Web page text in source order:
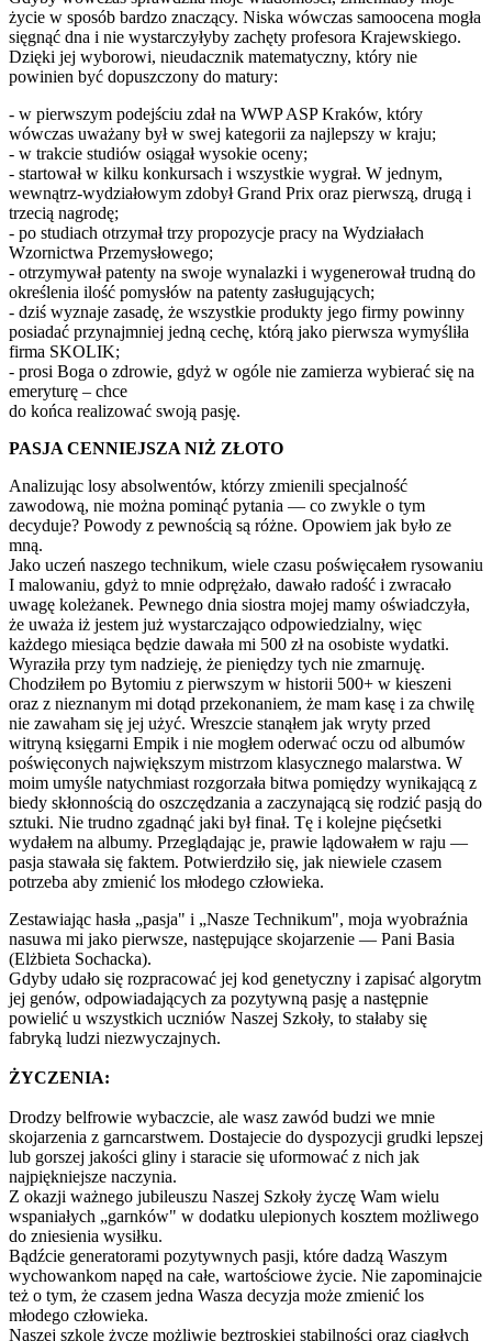
życie w sposób bardzo znaczący. Niska wówczas samoocena mogła
sięgnąć dna i nie wystarczyłyby zachęty profesora Krajewskiego.
Dzięki jej wyborowi, nieudacznik matematyczny, który nie
powinien być dopuszczony do matury:
- w pierwszym podejściu zdał na WWP ASP Kraków, który
wówczas uważany był w swej kategorii za najlepszy w kraju;
- w trakcie studiów osiągał wysokie oceny;
- startował w kilku konkursach i wszystkie wygrał. W jednym,
wewnątrz-wydziałowym zdobył Grand Prix oraz pierwszą, drugą i
trzecią nagrodę;
- po studiach otrzymał trzy propozycje pracy na Wydziałach
Wzornictwa Przemysłowego;
- otrzymywał patenty na swoje wynalazki i wygenerował trudną do
określenia ilość pomysłów na patenty zasługujących;
- dziś wyznaje zasadę, że wszystkie produkty jego firmy powinny
posiadać przynajmniej jedną cechę, którą jako pierwsza wymyśliła
firma SKOLIK;
- prosi Boga o zdrowie, gdyż w ogóle nie zamierza wybierać się na
emeryturę – chce
do końca realizować swoją pasję.
PASJA CENNIEJSZA NIŻ ZŁOTO
Analizując losy absolwentów, którzy zmienili specjalność
zawodową, nie można pominąć pytania — co zwykle o tym
decyduje? Powody z pewnością są różne. Opowiem jak było ze
mną.
Jako uczeń naszego technikum, wiele czasu poświęcałem rysowaniu
I malowaniu, gdyż to mnie odprężało, dawało radość i zwracało
uwagę koleżanek. Pewnego dnia siostra mojej mamy oświadczyła,
że uważa iż jestem już wystarczająco odpowiedzialny, więc
każdego miesiąca będzie dawała mi 500 zł na osobiste wydatki.
Wyraziła przy tym nadzieję, że pieniędzy tych nie zmarnuję.
Chodziłem po Bytomiu z pierwszym w historii 500+ w kieszeni
oraz z nieznanym mi dotąd przekonaniem, że mam kasę i za chwilę
nie zawaham się jej użyć. Wreszcie stanąłem jak wryty przed
witryną księgarni Empik i nie mogłem oderwać oczu od albumów
poświęconych największym mistrzom klasycznego malarstwa. W
moim umyśle natychmiast rozgorzała bitwa pomiędzy wynikającą z
biedy skłonnością do oszczędzania a zaczynającą się rodzić pasją do
sztuki. Nie trudno zgadnąć jaki był finał. Tę i kolejne pięćsetki
wydałem na albumy. Przeglądając je, prawie lądowałem w raju —
pasja stawała się faktem. Potwierdziło się, jak niewiele czasem
potrzeba aby zmienić los młodego człowieka.
Zestawiając hasła „pasja" i „Nasze Technikum", moja wyobraźnia
nasuwa mi jako pierwsze, następujące skojarzenie — Pani Basia
(Elżbieta Sochacka).
Gdyby udało się rozpracować jej kod genetyczny i zapisać algorytm
jej genów, odpowiadających za pozytywną pasję a następnie
powielić u wszystkich uczniów Naszej Szkoły, to stałaby się
fabryką ludzi niezwyczajnych.
ŻYCZENIA:
Drodzy belfrowie wybaczcie, ale wasz zawód budzi we mnie
skojarzenia z garncarstwem. Dostajecie do dyspozycji grudki lepszej
lub gorszej jakości gliny i staracie się uformować z nich jak
najpiękniejsze naczynia.
Z okazji ważnego jubileuszu Naszej Szkoły życzę Wam wielu
wspaniałych „garnków" w dodatku ulepionych kosztem możliwego
do zniesienia wysiłku.
Bądźcie generatorami pozytywnych pasji, które dadzą Waszym
wychowankom napęd na całe, wartościowe życie. Nie zapominajcie
też o tym, że czasem jedna Wasza decyzja może zmienić los
młodego człowieka.
Naszej szkole życzę możliwie beztroskiej stabilności oraz ciągłych